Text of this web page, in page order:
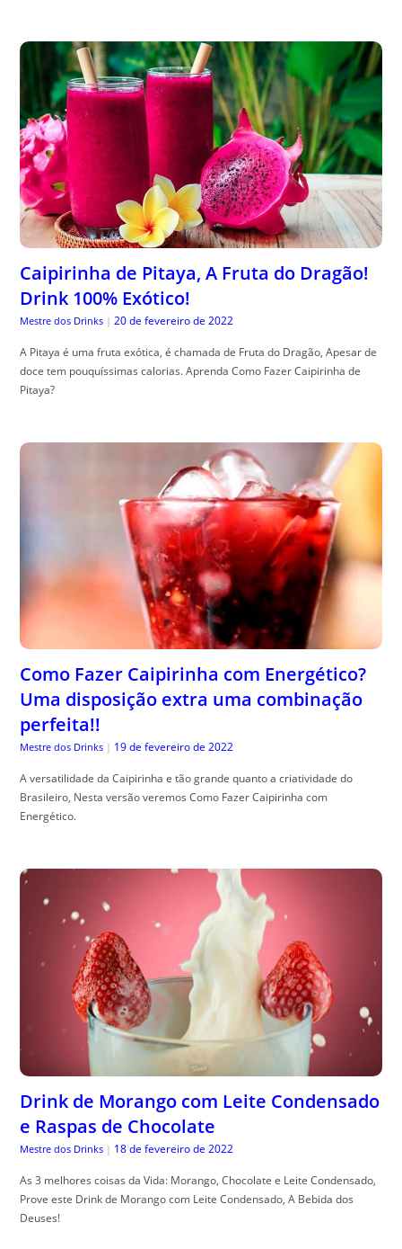
Caipirinha de Pitaya, A Fruta do Dragão!
Drink 100% Exótico!
Mestre dos Drinks | 20 de fevereiro de 2022
A Pitaya é uma fruta exótica, é chamada de Fruta do Dragão, Apesar de
doce tem pouquíssimas calorias. Aprenda Como Fazer Caipirinha de
Pitaya?
Como Fazer Caipirinha com Energético?
Uma disposição extra uma combinação
perfeita!!
Mestre dos Drinks | 19 de fevereiro de 2022
A versatilidade da Caipirinha e tão grande quanto a criatividade do
Brasileiro, Nesta versão veremos Como Fazer Caipirinha com
Energético.
Drink de Morango com Leite Condensado
e Raspas de Chocolate
Mestre dos Drinks | 18 de fevereiro de 2022
As 3 melhores coisas da Vida: Morango, Chocolate e Leite Condensado,
Prove este Drink de Morango com Leite Condensado, A Bebida dos
Deuses!